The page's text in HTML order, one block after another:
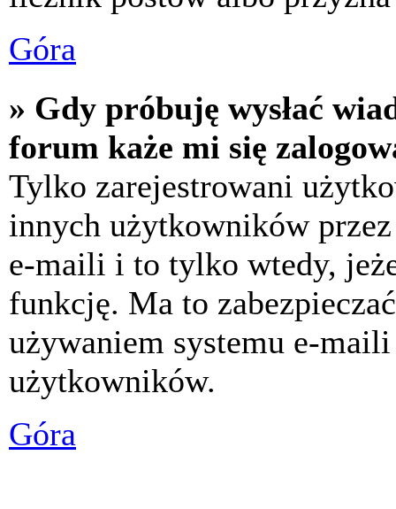
Góra
» Gdy próbuję wysłać
forum każe mi się
Tylko zarejestrowani
innych użytkowników
e-maili i to tylko wtedy,
funkcję. Ma to
używaniem systemu e-
użytkowników.
Góra